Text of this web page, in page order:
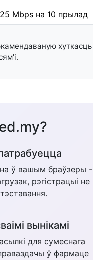
25 Mbps на 10 прылад
хуткасць
ў вашым браўзеры -
рэгістрацыі не
вынікамі
для сумеснага
ў фармаце